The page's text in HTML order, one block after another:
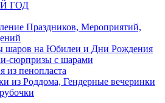
ГОД
Праздников, Мероприятий,
шаров на Юбилеи и Дни Рождения
сюрпризы с шарами
из пенопласта
из Роддома, Гендерные вечеринки